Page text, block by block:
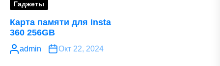
Гаджеты
Карта памяти для Insta
360 256GB
admin Окт 22, 2024